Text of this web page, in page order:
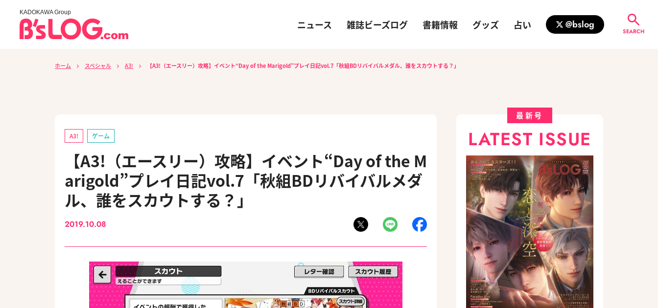
KADOKAWA Group
ニュース 雑誌ビーズログ 書籍情報 グッズ 占い @bslog
SEARCH
ホーム スペシャル A3! 【A3!（エースリー）攻略】イベント“Day of the Marigold”プレイ日記vol.7「秋組BDリバイバルメダル、誰をスカウトする？」
A3! ゲーム
【A3!（エースリー）攻略】イベント“Day of the M
arigold”プレイ日記vol.7「秋組BDリバイバルメダ
ル、誰をスカウトする？」
2019.10.08
最新号
LATEST ISSUE